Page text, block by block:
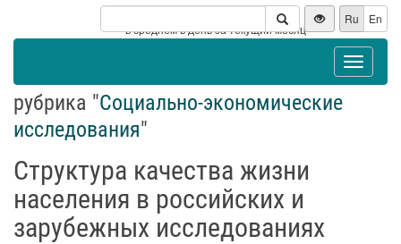
Посетители
* - в среднем в день за текущий месяц
Ru En
Toggle
рубрика "Социально-экономические
исследования"
Структура качества жизни
населения в российских и
зарубежных исследованиях